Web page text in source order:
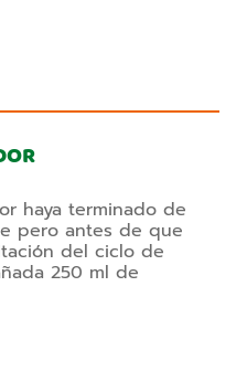
haya terminado de
pero antes de que
del ciclo de
250 ml de